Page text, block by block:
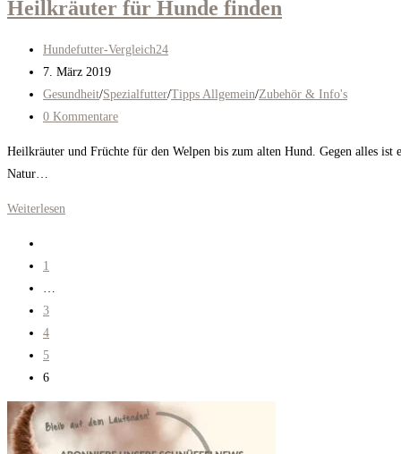
Heilkräuter für Hunde finden
Beitrags-
Autor:
Hundefutter-Vergleich24
Beitrag
veröffentlicht:
7. März 2019
Beitrags-
Kategorie:
Gesundheit/Spezialfutter/Tipps Allgemein/Zubehör & Info's
Beitrags-
0 Kommentare
Heilkräuter und Früchte für den Welpen bis zum alten Hund. Gegen alles
Natur…
Weiterlesen
vorherigen
1
3
4
5
6